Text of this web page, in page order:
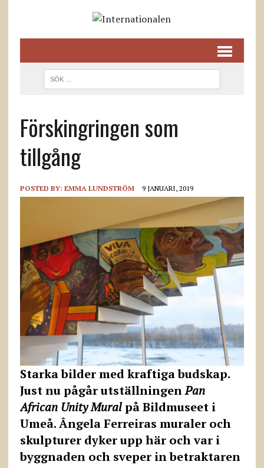
Förskingringen som
tillgång
POSTED BY: EMMA LUNDSTRÖM 9 JANUARI, 2019
Starka bilder med kraftiga budskap.
Just nu pågår utställningenPan
African Unity Muralpå Bildmuseet i
Umeå. Ângela Ferreiras muraler och
skulpturer dyker upp här och var i
byggnaden och sveper in betraktaren